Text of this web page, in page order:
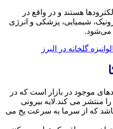
هستند و در واقع در
شیمیایی، پزشکی و انرژی
می‌شود.
گلخانه در البرز
موجود در بازار است که در
منتشر می کند.لایه بیرونی
باشد که از سرما به سرعت یخ می